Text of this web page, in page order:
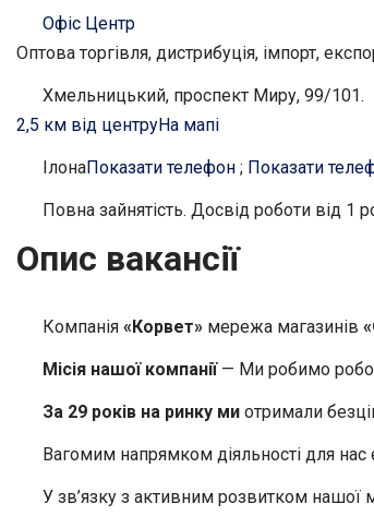
Офіс Центр
Оптова торгівля, дистрибуція, імпорт,
Хмельницький, проспект Миру, 99/101.
2,5 км від центруНа мапі
ІлонаПоказати телефон ; Показати
Повна зайнятість. Досвід роботи від 1
Опис вакансії
Компанія «Корвет» мережа магазинів
Місія нашої компанії— Ми робимо
За 29 років на ринку ми отримали
Вагомим напрямком діяльності для
У зв’язку з активним розвитком